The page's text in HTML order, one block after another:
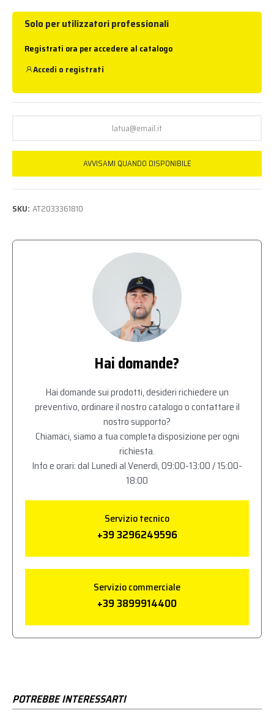
Solo per utilizzatori professionali
Registrati ora per accedere al catalogo
Accedi o registrati
AVVISAMI QUANDO DISPONIBILE
SKU: AT2033361810
Hai domande?
Hai domande sui prodotti, desideri richiedere un
preventivo, ordinare il nostro catalogo o contattare il
nostro supporto?
Chiamaci, siamo a tua completa disposizione per ogni
richiesta.
Info e orari: dal Lunedì al Venerdì, 09:00-13:00 / 15:00-
18:00
Servizio tecnico
+39 3296249596
Servizio commerciale
+39 3899914400
POTREBBE INTERESSARTI